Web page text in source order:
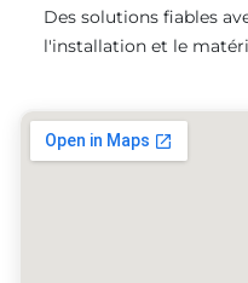
Des solutions fiables
l'installation et le